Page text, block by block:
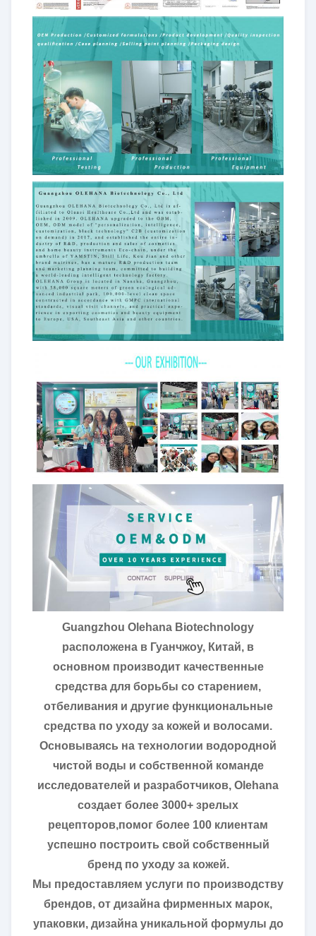
Guangzhou Olehana Biotechnology
расположена в Гуанчжоу, Китай, в
основном производит качественные
средства для борьбы со старением,
отбеливания и другие функциональные
средства по уходу за кожей и волосами.
Основываясь на технологии водородной
чистой воды и собственной команде
исследователей и разработчиков, Olehana
создает более 3000+ зрелых
рецепторов,помог более 100 клиентам
успешно построить свой собственный
бренд по уходу за кожей.
Мы предоставляем услуги по производству
брендов, от дизайна фирменных марок,
упаковки, дизайна уникальной формулы до